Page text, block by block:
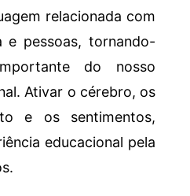
relacionada com
e pessoas, tornando-
do nosso
Ativar o cérebro, os
e os sentimentos,
educacional pela